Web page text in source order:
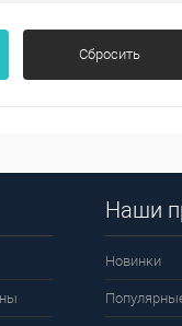
Сбросить
Наши
Новинки